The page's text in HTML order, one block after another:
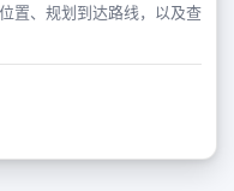
置、规划到达路线，以及查